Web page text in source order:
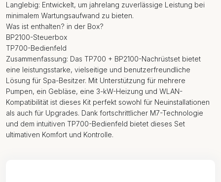
Langlebig: Entwickelt, um jahrelang zuverlässige Leistung bei
minimalem Wartungsaufwand zu bieten.
Was ist enthalten? in der Box?
BP2100-Steuerbox
TP700-Bedienfeld
Zusammenfassung: Das TP700 + BP2100-Nachrüstset bietet
eine leistungsstarke, vielseitige und benutzerfreundliche
Lösung für Spa-Besitzer. Mit Unterstützung für mehrere
Pumpen, ein Gebläse, eine 3-kW-Heizung und WLAN-
Kompatibilität ist dieses Kit perfekt sowohl für Neuinstallationen
als auch für Upgrades. Dank fortschrittlicher M7-Technologie
und dem intuitiven TP700-Bedienfeld bietet dieses Set
ultimativen Komfort und Kontrolle.